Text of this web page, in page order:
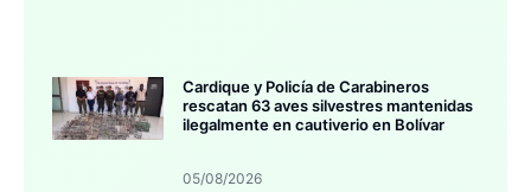
Cardique y Policía de Carabineros
rescatan 63 aves silvestres mantenidas
ilegalmente en cautiverio en Bolívar
05/08/2026